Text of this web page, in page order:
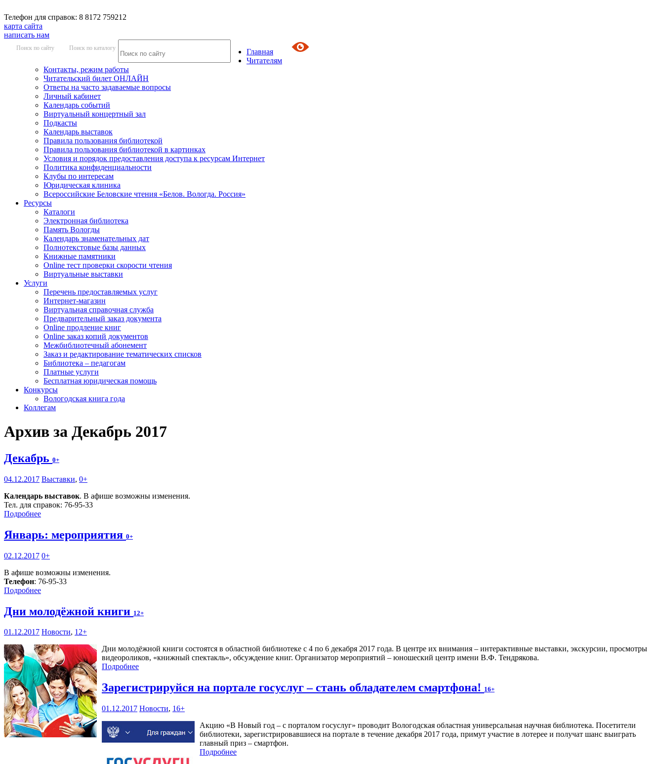
Телефон для справок: 8 8172 759212
карта сайта
написать нам
Поиск по сайту Поиск по каталогу
Главная
Читателям
Контакты, режим работы
Читательский билет ОНЛАЙН
Ответы на часто задаваемые вопросы
Личный кабинет
Календарь событий
Виртуальный концертный зал
Подкасты
Календарь выставок
Правила пользования библиотекой
Правила пользования библиотекой в картинках
Условия и порядок предоставления доступа к ресурсам Интернет
Политика конфиденциальности
Клубы по интересам
Юридическая клиника
Всероссийские Беловские чтения «Белов. Вологда. Россия»
Ресурсы
Каталоги
Электронная библиотека
Память Вологды
Календарь знаменательных дат
Полнотекстовые базы данных
Книжные памятники
Online тест проверки скорости чтения
Виртуальные выставки
Услуги
Перечень предоставляемых услуг
Интернет-магазин
Виртуальная справочная служба
Предварительный заказ документа
Online продление книг
Online заказ копий документов
Межбиблиотечный абонемент
Заказ и редактирование тематических списков
Библиотека – педагогам
Платные услуги
Бесплатная юридическая помощь
Конкурсы
Вологодская книга года
Коллегам
Архив за Декабрь 2017
Декабрь 0+
04.12.2017 Выставки, 0+
Календарь выставок. В афише возможны изменения.
Тел. для справок: 76-95-33
Подробнее
Январь: мероприятия 0+
02.12.2017 0+
В афише возможны изменения.
Телефон: 76-95-33
Подробнее
Дни молодёжной книги 12+
01.12.2017 Новости, 12+
Дни молодёжной книги состоятся в областной библиотеке с 4 по 6 декабря 2017 года. В центре их внимания – интерактивные выставки, экскурсии, просмотры
видеороликов, «книжный спектакль», обсуждение книг. Организатор мероприятий – юношеский центр имени В.Ф. Тендрякова.
Подробнее
Зарегистрируйся на портале госуслуг – стань обладателем смартфона! 16+
01.12.2017 Новости, 16+
Акцию «В Новый год – с порталом госуслуг» проводит Вологодская областная универсальная научная библиотека. Посетители
библиотеки, зарегистрировавшиеся на портале в течение декабря 2017 года, примут участие в лотерее и получат шанс выиграть
главный приз – смартфон.
Подробнее